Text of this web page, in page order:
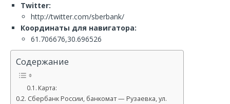
Twitter:
http://twitter.com/sberbank/
Координаты для навигатора:
61.706676,30.696526
Содержание
Карта:
Сбербанк России, банкомат — Рузаевка, ул.